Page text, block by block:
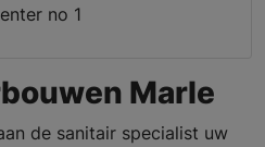
no 1
Marle
de sanitair specialist uw